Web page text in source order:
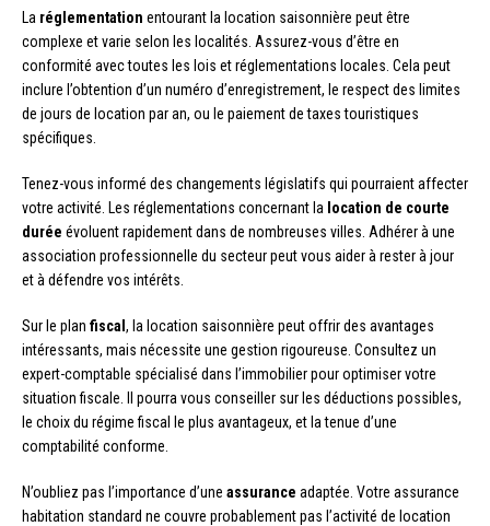
La réglementation entourant la location saisonnière peut être
complexe et varie selon les localités. Assurez-vous d’être en
conformité avec toutes les lois et réglementations locales. Cela peut
inclure l’obtention d’un numéro d’enregistrement, le respect des limites
de jours de location par an, ou le paiement de taxes touristiques
spécifiques.
Tenez-vous informé des changements législatifs qui pourraient affecter
votre activité. Les réglementations concernant la location de courte
durée évoluent rapidement dans de nombreuses villes. Adhérer à une
association professionnelle du secteur peut vous aider à rester à jour
et à défendre vos intérêts.
Sur le plan fiscal , la location saisonnière peut offrir des avantages
intéressants, mais nécessite une gestion rigoureuse. Consultez un
expert-comptable spécialisé dans l’immobilier pour optimiser votre
situation fiscale. Il pourra vous conseiller sur les déductions possibles,
le choix du régime fiscal le plus avantageux, et la tenue d’une
comptabilité conforme.
N’oubliez pas l’importance d’une assurance adaptée. Votre assurance
habitation standard ne couvre probablement pas l’activité de location